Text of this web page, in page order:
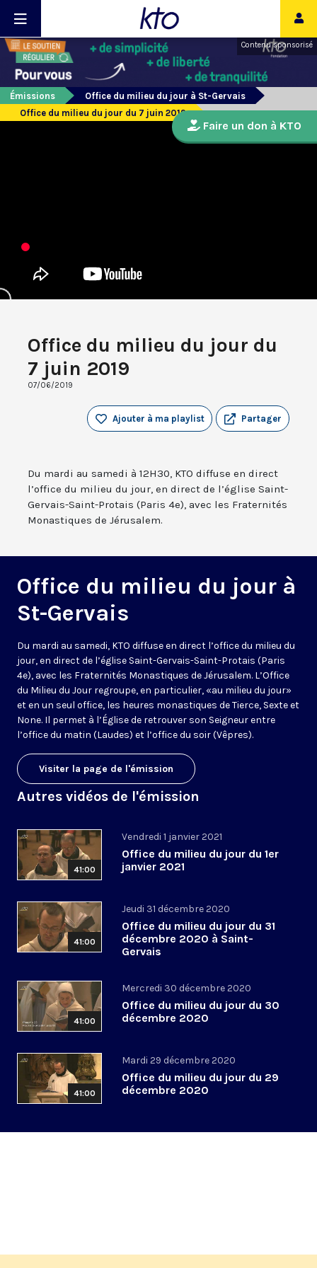
Contenu sponsorisé
Émissions
Office du milieu du jour à St-Gervais
Office du milieu du jour du 7 juin 2019
Office du milieu du jour du
7 juin 2019
07/06/2019
Partager
Ajouter à ma playlist
Du mardi au samedi à 12H30, KTO diffuse en direct
l’office du milieu du jour, en direct de l’église Saint-
Gervais-Saint-Protais (Paris 4e), avec les Fraternités
Monastiques de Jérusalem.
Office du milieu du jour à
St-Gervais
Du mardi au samedi, KTO diffuse en direct l’office du milieu du
jour, en direct de l’église Saint-Gervais-Saint-Protais (Paris
4e), avec les Fraternités Monastiques de Jérusalem. L’Office
du Milieu du Jour regroupe, en particulier, «au milieu du jour»
et en un seul office, les heures monastiques de Tierce, Sexte et
None. Il permet à l’Église de retrouver son Seigneur entre
l’office du matin (Laudes) et l’office du soir (Vêpres).
Visiter la page de l'émission
Autres vidéos de l'émission
41:00
Vendredi 1 janvier 2021
Office du milieu du jour du 1er
janvier 2021
41:00
Jeudi 31 décembre 2020
Office du milieu du jour du 31
décembre 2020 à Saint-
Gervais
41:00
Mercredi 30 décembre 2020
Office du milieu du jour du 30
décembre 2020
41:00
Mardi 29 décembre 2020
Office du milieu du jour du 29
décembre 2020
Faire un don à KTO